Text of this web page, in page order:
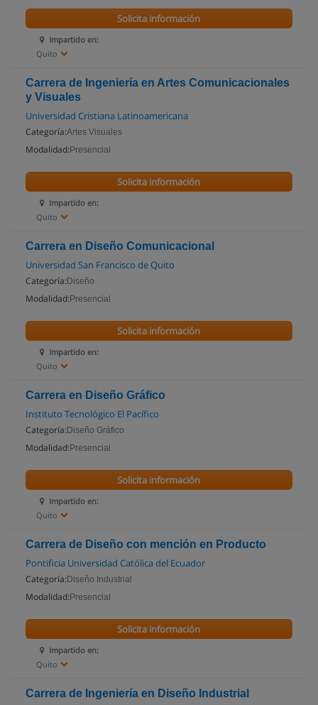
Impartido en:
Quito
Solicita información
Carrera de Ingeniería en Artes Comunicacionales
y Visuales
Universidad Cristiana Latinoamericana
Categoría:Artes Visuales
Modalidad: Presencial
Impartido en:
Quito
Solicita información
Carrera en Diseño Comunicacional
Universidad San Francisco de Quito
Categoría: Diseño
Modalidad: Presencial
Impartido en:
Quito
Solicita información
Carrera en Diseño Gráfico
Instituto Tecnológico El Pacífico
Categoría: Diseño Gráfico
Modalidad: Presencial
Impartido en:
Quito
Solicita información
Carrera de Diseño con mención en Producto
Pontificia Universidad Católica del Ecuador
Categoría: Diseño Industrial
Modalidad: Presencial
Impartido en:
Quito
Solicita información
Carrera de Ingeniería en Diseño Industrial